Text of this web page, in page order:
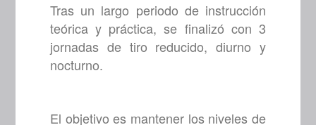
Tras un largo periodo de instrucción
teórica y práctica, se finalizó con 3
jornadas de tiro reducido, diurno y
nocturno.
El objetivo es mantener los niveles de